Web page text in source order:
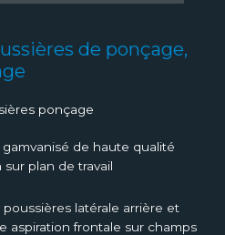
de ponçage,
ponçage
de haute qualité
plan de travail
latérale arrière et
aspiration frontale sur champs